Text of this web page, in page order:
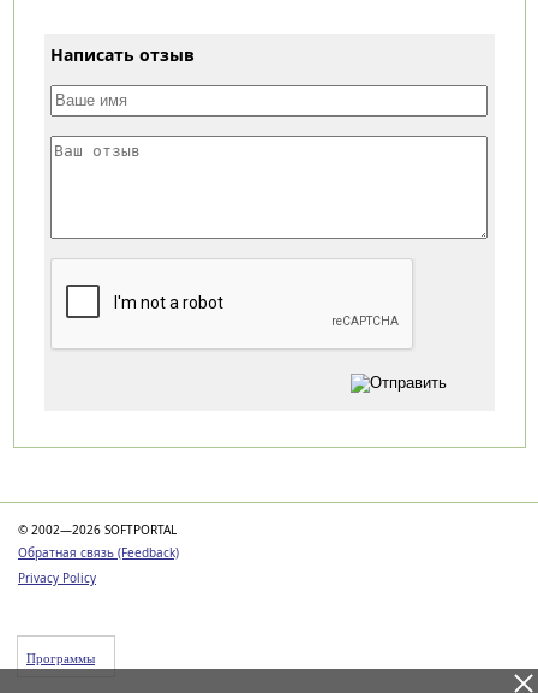
Написать отзыв
© 2002—2026 SOFTPORTAL
Обратная связь (Feedback)
Privacy Policy
Программы